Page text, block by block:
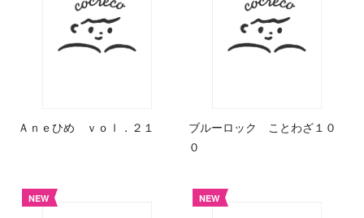
Ａｎｅひめ ｖｏｌ．２１
ブルーロック ことわざ１０
０
NEW NEW